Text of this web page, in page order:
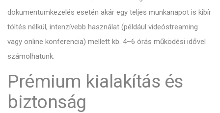
dokumentumkezelés esetén akár egy teljes munkanapot is kibír
töltés nélkül, intenzívebb használat (például videóstreaming
vagy online konferencia) mellett kb. 4–6 órás működési idővel
számolhatunk.
Prémium kialakítás és
biztonság